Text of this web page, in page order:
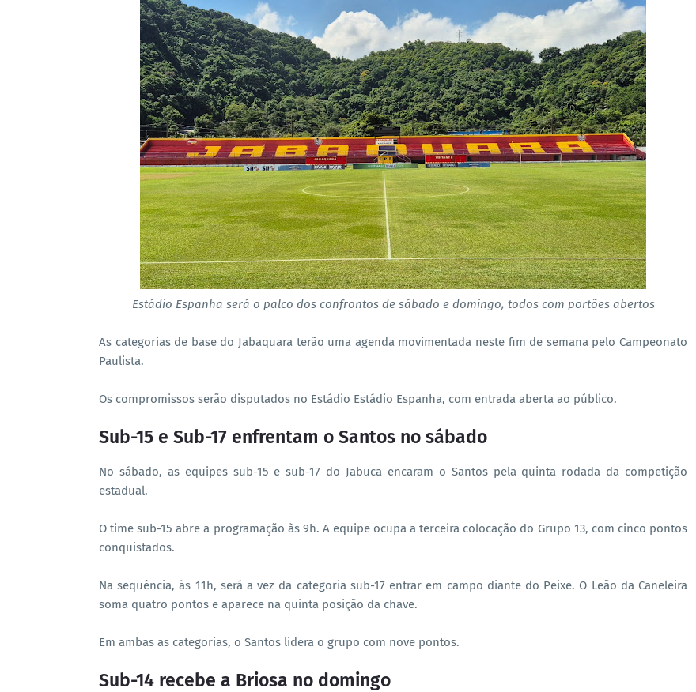
Estádio Espanha será o palco dos confrontos de sábado e domingo, todos com portões abertos
As categorias de base do Jabaquara terão uma agenda movimentada neste fim de semana pelo Campeonato
Paulista.
Os compromissos serão disputados no Estádio Estádio Espanha, com entrada aberta ao público.
Sub-15 e Sub-17 enfrentam o Santos no sábado
No sábado, as equipes sub-15 e sub-17 do Jabuca encaram o Santos pela quinta rodada da competição
estadual.
O time sub-15 abre a programação às 9h. A equipe ocupa a terceira colocação do Grupo 13, com cinco pontos
conquistados.
Na sequência, às 11h, será a vez da categoria sub-17 entrar em campo diante do Peixe. O Leão da Caneleira
soma quatro pontos e aparece na quinta posição da chave.
Em ambas as categorias, o Santos lidera o grupo com nove pontos.
Sub-14 recebe a Briosa no domingo